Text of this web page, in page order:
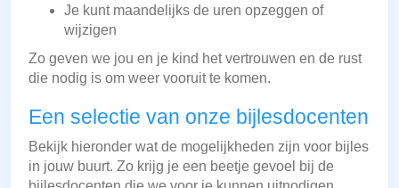
Je kunt maandelijks de uren opzeggen of
wijzigen
Zo geven we jou en je kind het vertrouwen en de rust
die nodig is om weer vooruit te komen.
Een selectie van onze bijlesdocenten
Bekijk hieronder wat de mogelijkheden zijn voor bijles
in jouw buurt. Zo krijg je een beetje gevoel bij de